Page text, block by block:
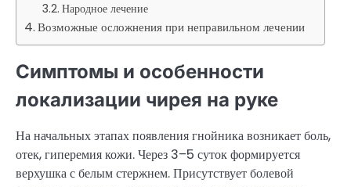
Народное лечение
Возможные осложнения при неправильном лечении
Симптомы и особенности
локализации чирея на руке
На начальных этапах появления гнойника возникает боль,
отек, гиперемия кожи. Через 3–5 суток формируется
верхушка с белым стержнем. Присутствует болевой